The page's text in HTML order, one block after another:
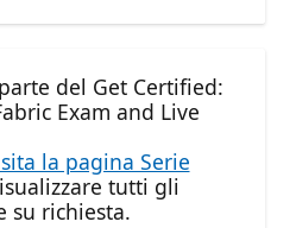
del Get Certified:
Exam and Live
la pagina Serie
tutti gli
su richiesta.